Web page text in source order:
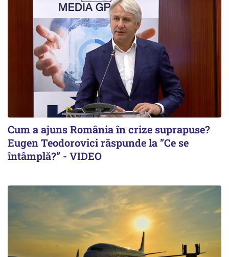
Cum a ajuns România în crize suprapuse?
Eugen Teodorovici răspunde la ”Ce se
întâmplă?” - VIDEO